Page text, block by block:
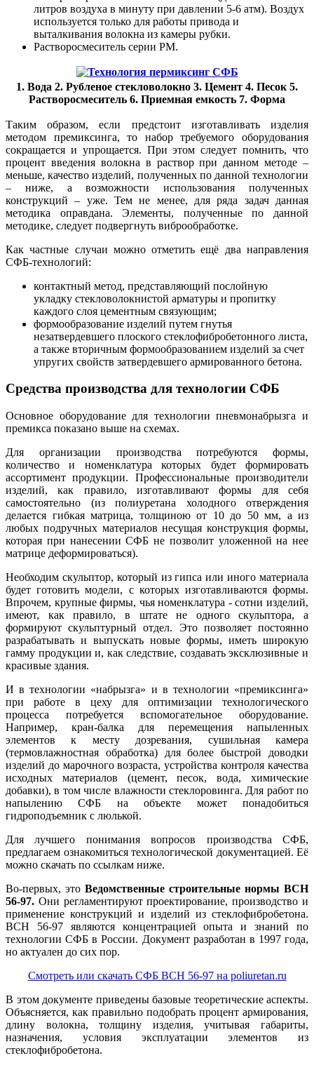
литров воздуха в минуту при давлении 5-6 атм). Воздух
используется только для работы привода и
выталкивания волокна из камеры рубки.
Растворосмеситель серии РМ.
1. Вода 2. Рубленое стекловолокно 3. Цемент 4. Песок 5.
Растворосмеситель 6. Приемная емкость 7. Форма
Таким образом, если предстоит изготавливать изделия
методом премиксинга, то набор требуемого оборудования
сокращается и упрощается. При этом следует помнить, что
процент введения волокна в раствор при данном методе –
меньше, качество изделий, полученных по данной технологии
– ниже, а возможности использования полученных
конструкций – уже. Тем не менее, для ряда задач данная
методика оправдана. Элементы, полученные по данной
методике, следует подвергнуть виброобработке.
Как частные случаи можно отметить ещё два направления
СФБ-технологий:
контактный метод, представляющий послойную
укладку стекловолокнистой арматуры и пропитку
каждого слоя цементным связующим;
формообразование изделий путем гнутья
незатвердевшего плоского стеклофибробетонного листа,
а также вторичным формообразованием изделий за счет
упругих свойств затвердевшего армированного бетона.
Средства производства для технологии СФБ
Основное оборудование для технологии пневмонабрызга и
премикса показано выше на схемах.
Для организации производства потребуются формы,
количество и номенклатура которых будет формировать
ассортимент продукции. Профессиональные производители
изделий, как правило, изготавливают формы для себя
самостоятельно (из полиуретана холодного отверждения
делается гибкая матрица, толщиною от 10 до 50 мм, а из
любых подручных материалов несущая конструкция формы,
которая при нанесении СФБ не позволит уложенной на нее
матрице деформироваться).
Необходим скульптор, который из гипса или иного материала
будет готовить модели, с которых изготавливаются формы.
Впрочем, крупные фирмы, чья номенклатура - сотни изделий,
имеют, как правило, в штате не одного скульптора, а
формируют скульптурный отдел. Это позволяет постоянно
разрабатывать и выпускать новые формы, иметь широкую
гамму продукции и, как следствие, создавать эксклюзивные и
красивые здания.
И в технологии «набрызга» и в технологии «премиксинга»
при работе в цеху для оптимизации технологического
процесса потребуется вспомогательное оборудование.
Например, кран-балка для перемещения напыленных
элементов к месту дозревания, сушильная камера
(термовлажностная обработка) для более быстрой доводки
изделий до марочного возраста, устройства контроля качества
исходных материалов (цемент, песок, вода, химические
добавки), в том числе влажности стеклоровинга. Для работ по
напылению СФБ на объекте может понадобиться
гидроподъемник с люлькой.
Для лучшего понимания вопросов производства СФБ,
предлагаем ознакомиться технологической документацией. Её
можно скачать по ссылкам ниже.
Во-первых, это Ведомственные строительные нормы ВСН
56-97. Они регламентируют проектирование, производство и
применение конструкций и изделий из стеклофибробетона.
ВСН 56-97 являются концентрацией опыта и знаний по
технологии СФБ в России. Документ разработан в 1997 года,
но актуален до сих пор.
Смотреть или скачать СФБ ВСН 56-97 на poliuretan.ru
В этом документе приведены базовые теоретические аспекты.
Объясняется, как правильно подобрать процент армирования,
длину волокна, толщину изделия, учитывая габариты,
назначения, условия эксплуатации элементов из
стеклофибробетона.